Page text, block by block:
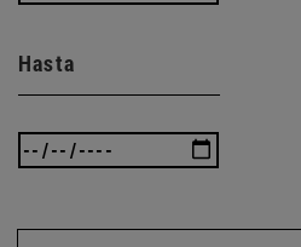
Hasta